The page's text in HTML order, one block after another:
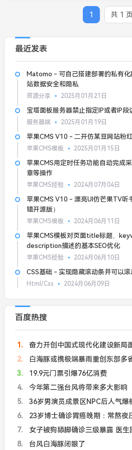
1 共 1 页
最近发表
Matomo - 可自己搭建部署的私有化
站数据安全和隐私
资源分享 2025月01月21日
宝塔面板服务器禁止指定IP或者IP段
服务器端 2025月01月19日
苹果CMS V10 - 二开仿某豆网站粉
苹果CMS模板 2025月01月15日
苹果CMS用定时任务功能自动完成
章等操作
苹果CMS经验 2024月07月04日
苹果CMS V10 - 漂亮UI仿芒果TV听书双端模板（十八码修复无
错开源版）
苹果CMS模板 2024月06月11日
苹果CMS模板对页面title标题、
description描述的基本SEO优化
苹果CMS经验 2024月06月10日
CSS基础 - 实现隐藏滚动条并可以滚
Html/Css 2024月06月09日
百度热搜
1
奋力开创中国式现代化建设新局
2
白海豚或携极端暴雨重创东部多
3
19.9元门票引爆76亿消费
4
今年第二强台风将带来多大影响
5
36岁男演员成景区NPC后人气爆
6
23岁博士确诊胃癌晚期：常熬夜
7
女子被狗舔脚确诊三级暴露 医生
8
台风白海豚闭眼了